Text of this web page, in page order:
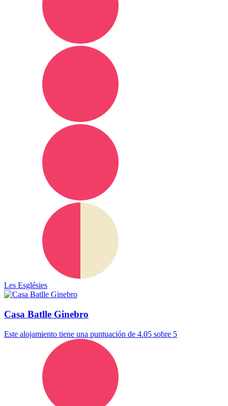
Les Esglésies
Casa Batlle Ginebro
Este alojamiento tiene una puntuación de 4.05 sobre 5